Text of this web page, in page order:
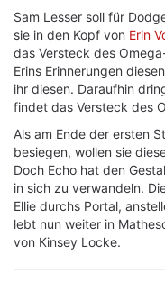
Sam Lesser soll für
sie in den Kopf von Erin
das Versteck des
Erins Erinnerungen
ihr diesen. Daraufhin
findet das Versteck des
Als am Ende der ersten
besiegen, wollen sie
Doch Echo hat den
in sich zu verwandeln.
Ellie durchs Portal,
lebt nun weiter in
von Kinsey Locke.